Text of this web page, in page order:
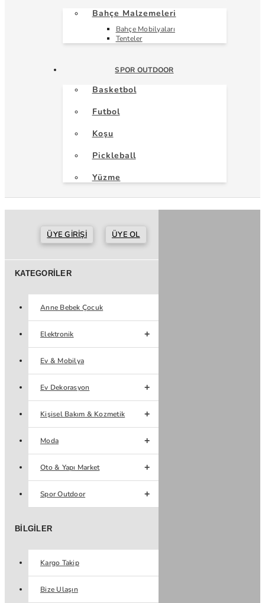
Bahçe Malzemeleri
Bahçe Mobilyaları
Tenteler
SPOR OUTDOOR
Basketbol
Futbol
Koşu
Pickleball
Yüzme
ÜYE GIRIŞI ÜYE OL
KATEGORILER
Anne Bebek Çocuk
Elektronik
Ev & Mobilya
Ev Dekorasyon
Kişisel Bakım & Kozmetik
Moda
Oto & Yapı Market
Spor Outdoor
BILGILER
Kargo Takip
Bize Ulaşın